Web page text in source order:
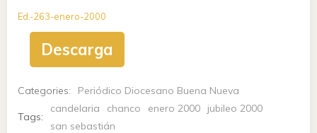
Ed.-263-enero-2000
Descarga
Categories: Periódico Diocesano Buena Nueva
Tags:
candelaria chanco enero 2000
jubileo 2000
san sebastián